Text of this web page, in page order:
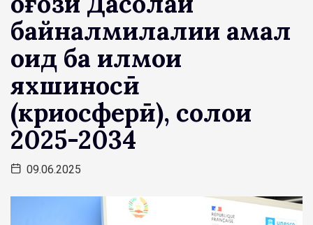
байналмилалии амал
оид ба илмҳои
яхшиносӣ
(криосферӣ), солҳои
2025-2034
09.06.2025